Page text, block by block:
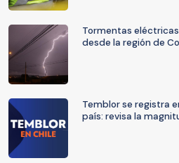
Tormentas
desde la región de
Temblor se registra
país: revisa la